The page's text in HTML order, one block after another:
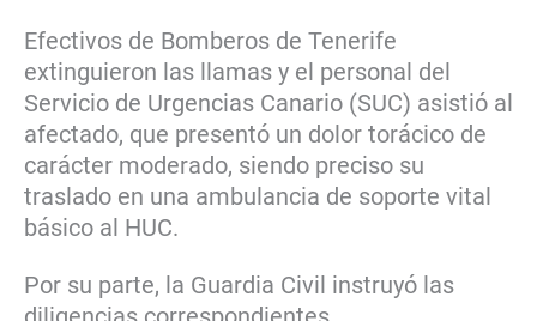
Efectivos de Bomberos de Tenerife
extinguieron las llamas y el personal del
Servicio de Urgencias Canario (SUC) asistió al
afectado, que presentó un dolor torácico de
carácter moderado, siendo preciso su
traslado en una ambulancia de soporte vital
básico al HUC.
Por su parte, la Guardia Civil instruyó las